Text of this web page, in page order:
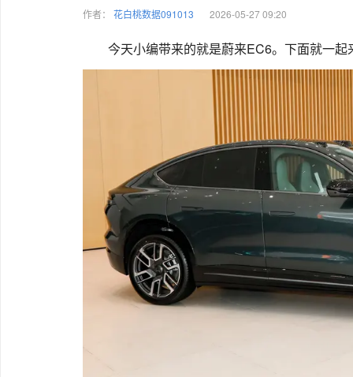
作者： 花白桃数据091013 2026-05-27 09:20
今天小编带来的就是蔚来EC6。下面就一起